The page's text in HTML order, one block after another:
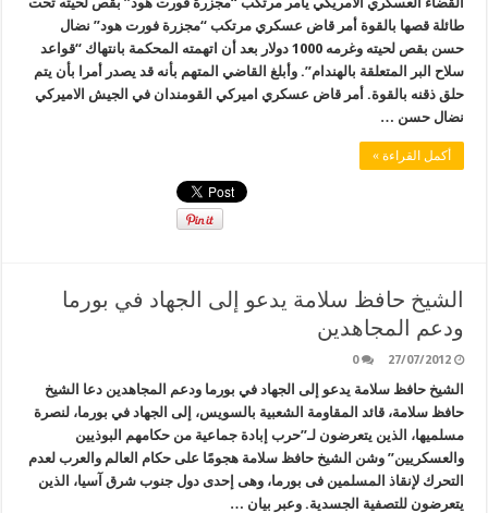
طائلة قصها بالقوة أمر قاض عسكري مرتكب “مجزرة فورت هود” نضال
حسن بقص لحيته وغرمه 1000 دولار بعد أن اتهمته المحكمة بانتهاك “قواعد
سلاح البر المتعلقة بالهندام”. وأبلغ القاضي المتهم بأنه قد يصدر أمرا بأن يتم
حلق ذقنه بالقوة. أمر قاض عسكري اميركي القومندان في الجيش الاميركي
نضال حسن …
أكمل القراءة »
الشيخ حافظ سلامة يدعو إلى الجهاد في بورما
ودعم المجاهدين
27/07/2012
0
الشيخ حافظ سلامة يدعو إلى الجهاد في بورما ودعم المجاهدين دعا الشيخ
حافظ سلامة، قائد المقاومة الشعبية بالسويس، إلى الجهاد في بورما، لنصرة
مسلميها، الذين يتعرضون لـ”حرب إبادة جماعية من حكامهم البوذيين
والعسكريين” وشن الشيخ حافظ سلامة هجومًا على حكام العالم والعرب لعدم
التحرك لإنقاذ المسلمين فى بورما، وهى إحدى دول جنوب شرق آسيا، الذين
يتعرضون للتصفية الجسدية. وعبر بيان …